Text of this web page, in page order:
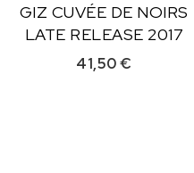
GIZ CUVÉE DE NOIRS
LATE RELEASE 2017
41,50€